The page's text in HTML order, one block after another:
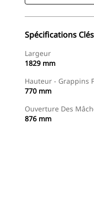
Spécifications Clés
Largeur
1829 mm
Hauteur - Grappins
770 mm
Ouverture Des
876 mm